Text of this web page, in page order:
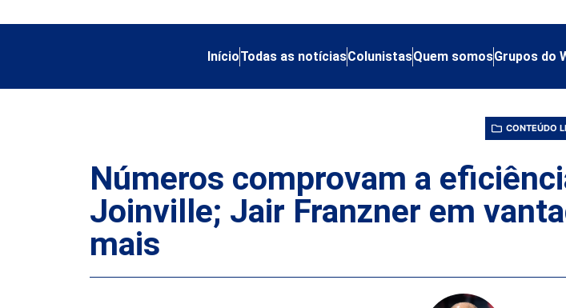
InícioTodas as notíciasColunistasQuem somosGrupos do
CONTEÚDO
Números comprovam a
Joinville; Jair Franzner em
mais